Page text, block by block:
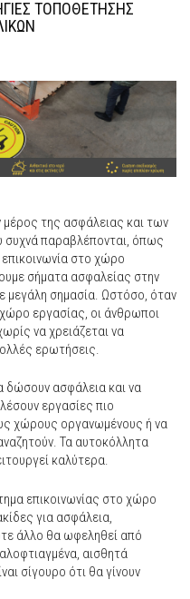
ΤΟΠΟΘΕΤΗΣΗΣ
της ασφάλειας και των
συχνά παραβλέπονται, όπως
στο χώρο
σήματα ασφαλείας στην
μεγάλη σημασία. Ωστόσο, όταν
εργασίας, οι άνθρωποι
να χρειάζεται να
ερωτήσεις.
δώσουν ασφάλεια και να
εργασίες πιο
χώρους οργανωμένους ή να
Τα αυτοκόλλητα
καλύτερα.
επικοινωνίας στο χώρο
για ασφάλεια,
άλλο θα ωφεληθεί από
αισθητά
σίγουρο ότι θα γίνουν